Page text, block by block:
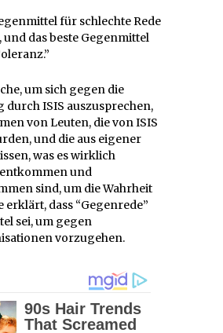
für schlechte Rede
und das beste Gegenmittel
um sich gegen die
durch ISIS auszusprechen,
von Leuten, die von ISIS
und die aus eigener
was es wirklich
und
sind, um die Wahrheit
erklärt, dass “Gegenrede”
sei, um gegen
vorzugehen.